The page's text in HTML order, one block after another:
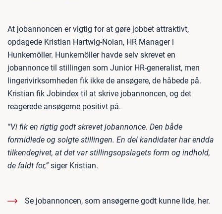
At jobannoncen er vigtig for at gøre jobbet attraktivt,
opdagede Kristian Hartwig-Nolan, HR Manager i
Hunkemöller. Hunkemöller havde selv skrevet en
jobannonce til stillingen som Junior HR-generalist, men
lingerivirksomheden fik ikke de ansøgere, de håbede på.
Kristian fik Jobindex til at skrive jobannoncen, og det
reagerede ansøgerne positivt på.
”Vi fik en rigtig godt skrevet jobannonce. Den både
formidlede og solgte stillingen. En del kandidater har endda
tilkendegivet, at det var stillingsopslagets form og indhold,
de faldt for,” siger Kristian.
Se jobannoncen, som ansøgerne godt kunne lide, her.